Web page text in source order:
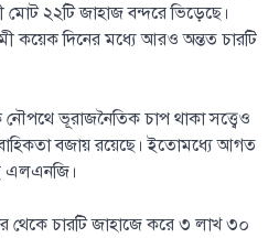
মোট ২২টি জাহাজ বন্দরে ভিড়েছে।
কয়েক দিনের মধ্যে আরও অন্তত চারটি
নৌপথে ভূরাজনৈতিক চাপ থাকা সত্ত্বেও
বজায় রয়েছে। ইতোমধ্যে আগত
এলএনজি।
থেকে চারটি জাহাজে করে ৩ লাখ ৩০